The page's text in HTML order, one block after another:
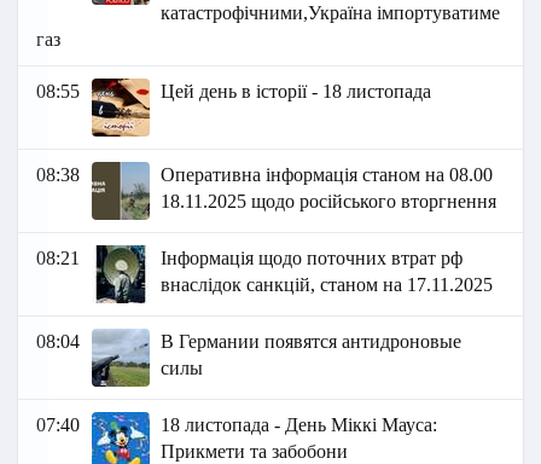
катастрофічними,Україна імпортуватиме
газ
08:55 Цей день в історії - 18 листопада
08:38
Оперативна інформація станом на 08.00
18.11.2025 щодо російського вторгнення
08:21
Інформація щодо поточних втрат рф
внаслідок санкцій, станом на 17.11.2025
08:04
В Германии появятся антидроновые
силы
07:40
18 листопада - День Міккі Мауса:
Прикмети та забобони